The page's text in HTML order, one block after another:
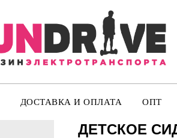
ДОСТАВКА И ОПЛАТА ОПТ
ДЕТСКОЕ